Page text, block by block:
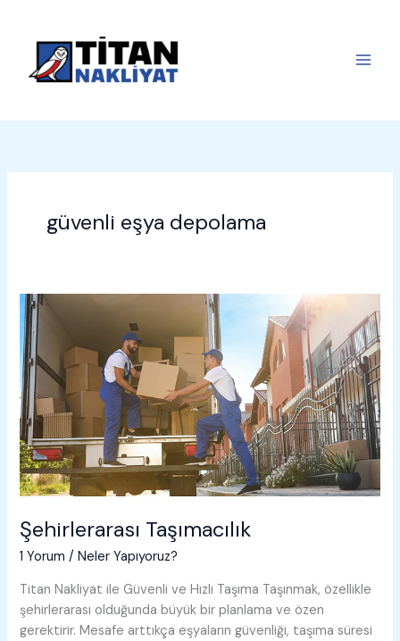
güvenli eşya depolama
Şehirlerarası Taşımacılık
1 Yorum /Neler Yapıyoruz?
Titan Nakliyat ile Güvenli ve Hızlı Taşıma Taşınmak, özellikle
şehirlerarası olduğunda büyük bir planlama ve özen
gerektirir. Mesafe arttıkça eşyaların güvenliği, taşıma süresi